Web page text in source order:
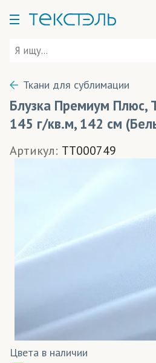
Ткани для сублимации
Блузка Премиум Плюс,
145 г/кв.м, 142 см
Артикул: TT000749
Цвета в наличии